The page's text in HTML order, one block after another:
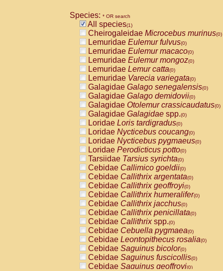
Species: * OR search
All species(1)
Cheirogaleidae Microcebus murinus(0)
Lemuridae Eulemur fulvus(0)
Lemuridae Eulemur macaco(0)
Lemuridae Eulemur mongoz(0)
Lemuridae Lemur catta(0)
Lemuridae Varecia variegata(0)
Galagidae Galago senegalensis(0)
Galagidae Galago demidovii(0)
Galagidae Otolemur crassicaudatus(0)
Galagidae Galagidae spp.(0)
Loridae Loris tardigradus(0)
Loridae Nycticebus coucang(0)
Loridae Nycticebus pygmaeus(0)
Loridae Perodicticus potto(0)
Tarsiidae Tarsius syrichta(0)
Cebidae Callimico goeldii(0)
Cebidae Callithrix argentata(0)
Cebidae Callithrix geoffroyi(0)
Cebidae Callithrix humeralifer(0)
Cebidae Callithrix jacchus(0)
Cebidae Callithrix penicillata(0)
Cebidae Callithrixspp.(0)
Cebidae Cebuella pygmaea(0)
Cebidae Leontopithecus rosalia(0)
Cebidae Saguinus bicolor(0)
Cebidae Saguinus fuscicollis(0)
Cebidae Saguinus geoffroyi(0)